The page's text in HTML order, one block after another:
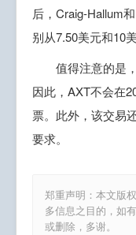
后，Craig-Hallum
别从7.50美元和10
值得注意的是
因此，AXT不会在
票。此外，该交易
要求。
郑重声明：本文版
多信息之目的，如
或删除，多谢。